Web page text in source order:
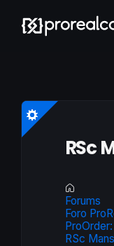
RSc
Forums
Foro
RSc